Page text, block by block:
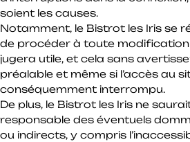
soient les causes.
Notamment, le Bistrot les Iris se
de procéder à toute modification
jugera utile, et cela sans
préalable et même si l’accès au
conséquemment interrompu.
De plus, le Bistrot les Iris ne
responsable des éventuels
ou indirects, y compris